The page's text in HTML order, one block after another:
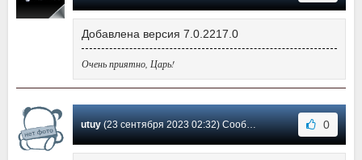
Добавлена версия 7.0.2217.0
Очень приятно, Царь!
utuy(23 сентября 2023 02:32) Сообщение #11 0